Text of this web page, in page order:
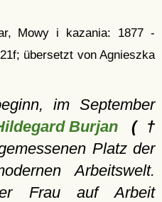
Mowy i kazania: 1877 -
übersetzt von Agnieszka
im September
Burjan(†
Platz der
Arbeitswelt.
Frau auf Arbeit